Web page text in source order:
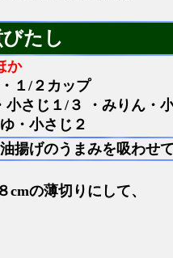
たし
か
１/２カップ
小さじ１/３ ・みりん・
・小さじ２
揚げのうまみを吸わせ
の薄切りにして、